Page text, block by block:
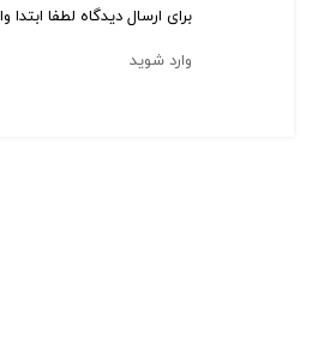
برای ارسال دیدگاه لطفا
وارد شوید